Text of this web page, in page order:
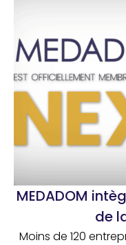
MEDADOM
de
Moins de 120